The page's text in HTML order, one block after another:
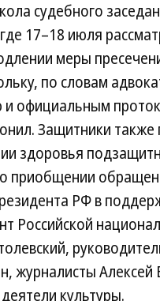
судебного
17–18 июля
меры
по словам
официальным
Защитники
здоровья
приобщении
РФ в
Российской
журналисты
культуры.